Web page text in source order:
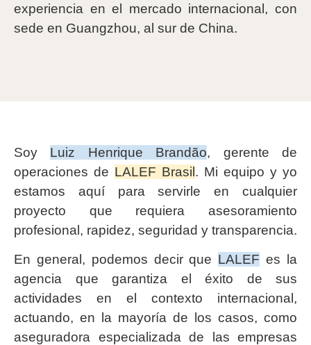
experiencia en el mercado internacional, con
sede en Guangzhou, al sur de China.
Soy Luiz Henrique Brandão, gerente de
operaciones de LALEF Brasil. Mi equipo y yo
estamos aquí para servirle en cualquier
proyecto que requiera asesoramiento
profesional, rapidez, seguridad y transparencia.
En general, podemos decir que LALEF es la
agencia que garantiza el éxito de sus
actividades en el contexto internacional,
actuando, en la mayoría de los casos, como
aseguradora especializada de las empresas